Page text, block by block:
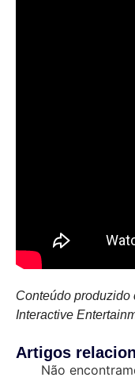
Conteúdo produzido
Interactive
Artigos
Não